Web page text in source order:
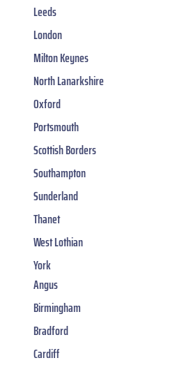
Leeds
London
Milton Keynes
North Lanarkshire
Oxford
Portsmouth
Scottish Borders
Southampton
Sunderland
Thanet
West Lothian
York
Angus
Birmingham
Bradford
Cardiff